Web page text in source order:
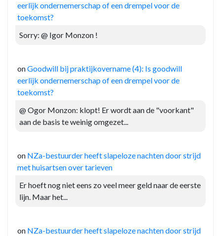
eerlijk ondernemerschap of een drempel voor de
toekomst?
Sorry: @ Igor Monzon !
onGoodwill bij praktijkovername (4): Is goodwill
eerlijk ondernemerschap of een drempel voor de
toekomst?
@ Ogor Monzon: klopt! Er wordt aan de "voorkant"
aan de basis te weinig omgezet...
on NZa-bestuurder heeft slapeloze nachten door strijd
met huisartsen over tarieven
Er hoeft nog niet eens zo veel meer geld naar de eerste
lijn. Maar het...
on NZa-bestuurder heeft slapeloze nachten door strijd